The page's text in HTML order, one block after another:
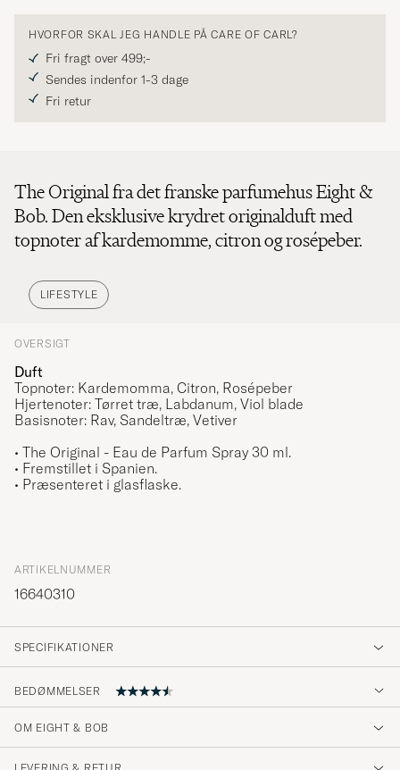
HVORFOR SKAL JEG HANDLE PÅ CARE OF CARL?
Fri fragt over 499;-
Sendes indenfor 1-3 dage
Fri retur
The Original fra det franske parfumehus Eight &
Bob. Den eksklusive krydret originalduft med
topnoter af kardemomme, citron og rosépeber.
LIFESTYLE
OVERSIGT
Duft
Topnoter: Kardemomma, Citron, Rosépeber
Hjertenoter: Tørret træ, Labdanum, Viol blade
Basisnoter: Rav, Sandeltræ, Vetiver
• The Original - Eau de Parfum Spray 30 ml.
• Fremstillet i Spanien.
• Præsenteret i glasflaske.
ARTIKELNUMMER
16640310
SPECIFIKATIONER
BEDØMMELSER
Endelig, min mann har funnet sin parfyme......
OM EIGHT & BOB